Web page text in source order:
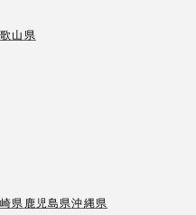
山県
県 鹿児島県沖縄県